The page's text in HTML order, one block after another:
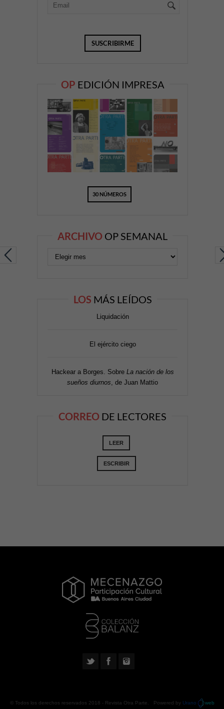
OP EDICIÓN IMPRESA
30 NÚMEROS
ARCHIVO OP SEMANAL
LOS MÁS LEÍDOS
Liquidación
El ejército ciego
Hackear a Borges. Sobre La nación de los
sueños diurnos , de Juan Mattio
CORREO DE LECTORES
LEER
ESCRIBIR
© Todos los derechos reservados 2018 - Revista Otra Parte . Powered by Urano web